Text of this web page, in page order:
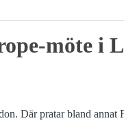
möte i
Där pratar bland annat